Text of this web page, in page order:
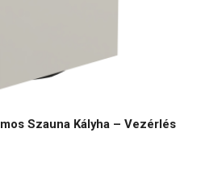
Szauna Kályha – Vezérlés